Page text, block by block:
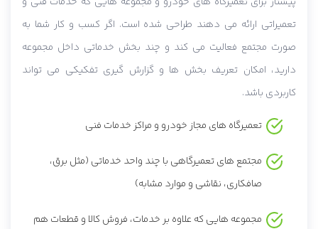
تعمیراتی ارائه می دهند طراحی شده است. اگر کسب و کار شما به
صورت مجتمع فعالیت می کند و چند بخش خدماتی داخل مجموعه
دارید، امکان تعریف بخش ها و گزارش گیری تفکیکی می تواند
کاربردی باشد.
تعمیرگاه های مجاز خودرو و مراکز خدمات فنی
مجتمع های تعمیرگاهی با چند واحد خدماتی (مثل برق،
صافکاری، نقاشی و موارد مشابه)
مجموعه هایی که علاوه بر خدمات، فروش کالا و قطعات هم